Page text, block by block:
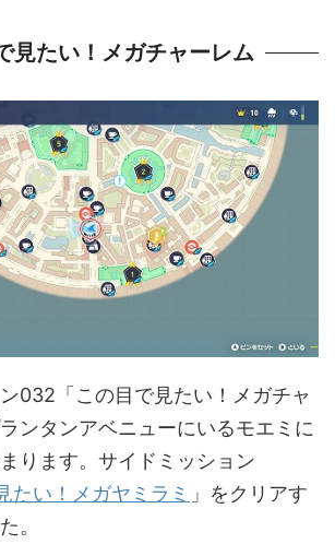
見たい！メガチャーレム
032「この目で見たい！メガチャ
ンタンアベニューにいるモエミに
ります。サイドミッション
たい！メガヤミラミ 」をクリアす
。